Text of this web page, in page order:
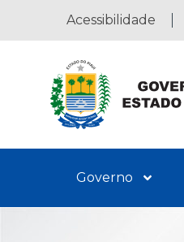
Acessibilidade
Governo